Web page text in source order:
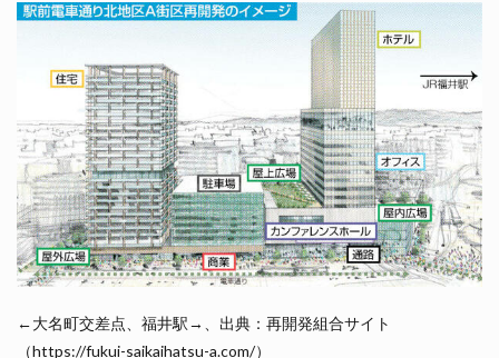
←大名町交差点、福井駅→、出典：再開発組合サイト
（https://fukui-saikaihatsu-a.com/）